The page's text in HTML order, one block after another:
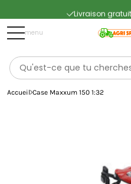
Livraison
menu
Accueil Case Maxxum 150 1:32